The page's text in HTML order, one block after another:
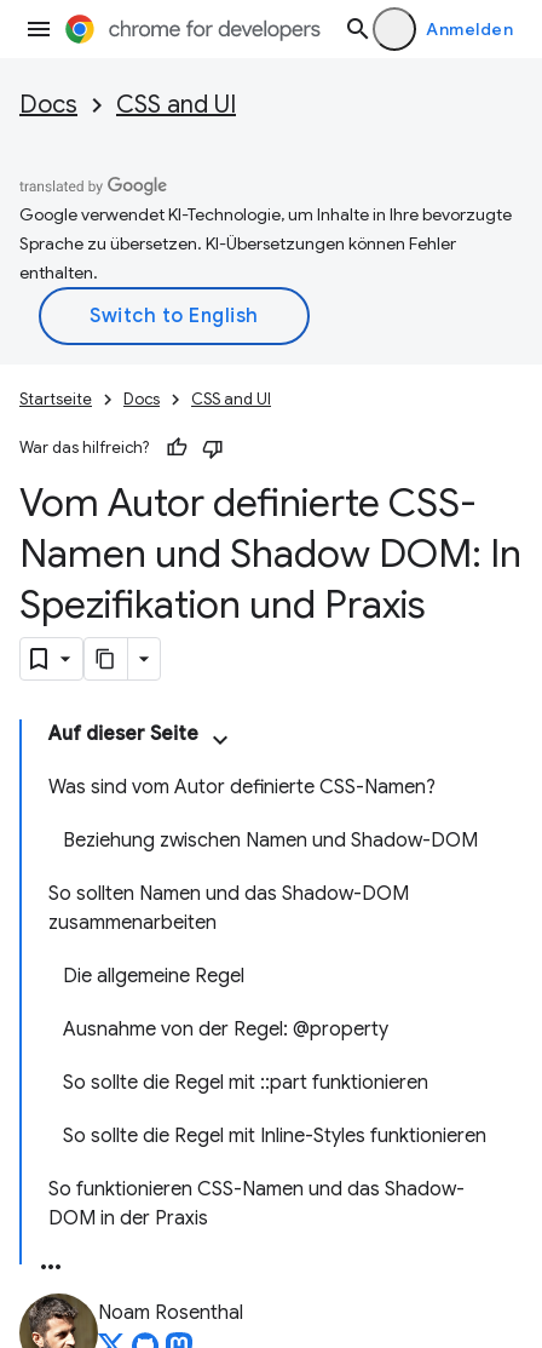
Anmelden
Docs CSS and UI
Google verwendet KI-Technologie, um Inhalte in Ihre bevorzugte
Sprache zu übersetzen. KI-Übersetzungen können Fehler
enthalten.
Startseite Docs CSS and UI
War das hilfreich?
Vom Autor definierte CSS-
Namen und Shadow DOM: In
Spezifikation und Praxis
Auf dieser Seite
Was sind vom Autor definierte CSS-Namen?
Beziehung zwischen Namen und Shadow-DOM
So sollten Namen und das Shadow-DOM
zusammenarbeiten
Die allgemeine Regel
Ausnahme von der Regel: @property
So sollte die Regel mit ::part funktionieren
So sollte die Regel mit Inline-Styles funktionieren
So funktionieren CSS-Namen und das Shadow-
DOM in der Praxis
Noam Rosenthal